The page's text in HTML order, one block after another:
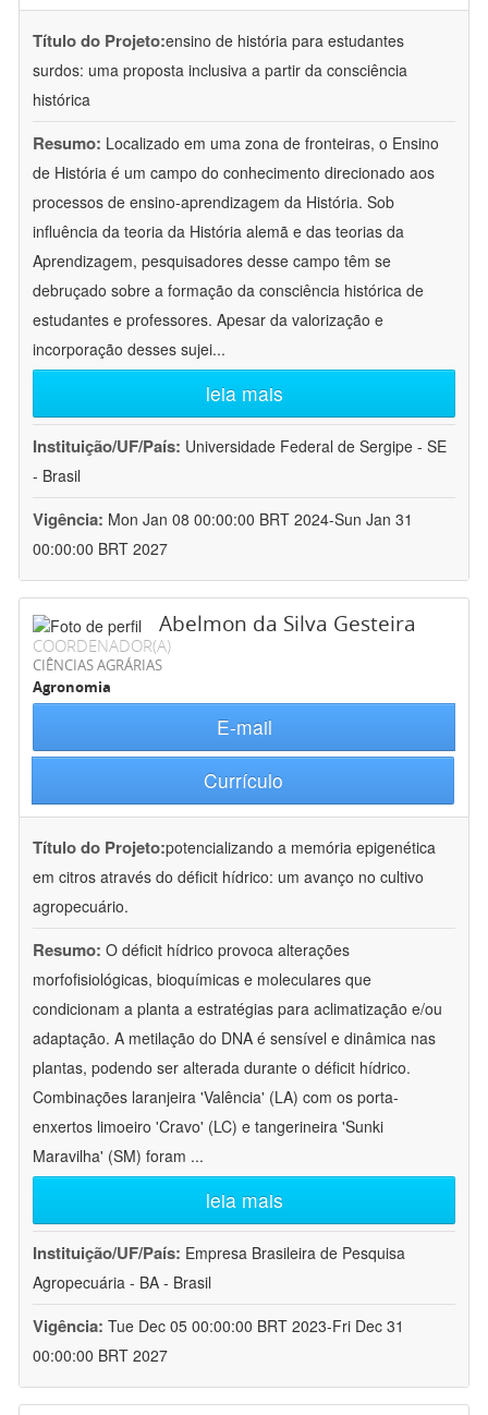
Título do Projeto:ensino de história para estudantes
surdos: uma proposta inclusiva a partir da consciência
histórica
Resumo: Localizado em uma zona de fronteiras, o Ensino
de História é um campo do conhecimento direcionado aos
processos de ensino-aprendizagem da História. Sob
influência da teoria da História alemã e das teorias da
Aprendizagem, pesquisadores desse campo têm se
debruçado sobre a formação da consciência histórica de
estudantes e professores. Apesar da valorização e
incorporação desses sujei...
leia mais
Instituição/UF/País: Universidade Federal de Sergipe - SE
- Brasil
Vigência: Mon Jan 08 00:00:00 BRT 2024-Sun Jan 31
00:00:00 BRT 2027
Abelmon da Silva Gesteira
COORDENADOR(A)
CIÊNCIAS AGRÁRIAS
Agronomia
E-mail
Currículo
Título do Projeto:potencializando a memória epigenética
em citros através do déficit hídrico: um avanço no cultivo
agropecuário.
Resumo: O déficit hídrico provoca alterações
morfofisiológicas, bioquímicas e moleculares que
condicionam a planta a estratégias para aclimatização e/ou
adaptação. A metilação do DNA é sensível e dinâmica nas
plantas, podendo ser alterada durante o déficit hídrico.
Combinações laranjeira 'Valência' (LA) com os porta-
enxertos limoeiro 'Cravo' (LC) e tangerineira 'Sunki
Maravilha' (SM) foram ...
leia mais
Instituição/UF/País: Empresa Brasileira de Pesquisa
Agropecuária - BA - Brasil
Vigência: Tue Dec 05 00:00:00 BRT 2023-Fri Dec 31
00:00:00 BRT 2027